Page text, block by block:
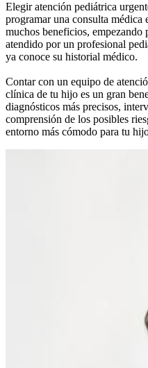
Elegir atención pediátrica
programar una consulta médica
muchos beneficios, empezando
atendido por un profesional
ya conoce su historial médico.
Contar con un equipo de
clínica de tu hijo es un gran
diagnósticos más precisos,
comprensión de los posibles
entorno más cómodo para tu